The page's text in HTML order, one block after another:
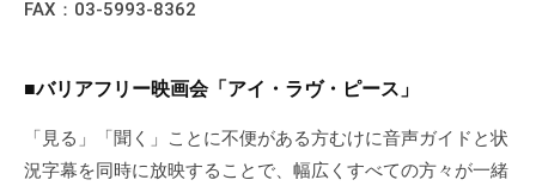
す
様
々
FAX：03-5993-8362
■バリアフリー映画会「アイ・ラヴ・ピース」
「見る」「聞く」ことに不便がある方むけに音声ガイドと状
況字幕を同時に放映することで、幅広くすべての方々が一緒